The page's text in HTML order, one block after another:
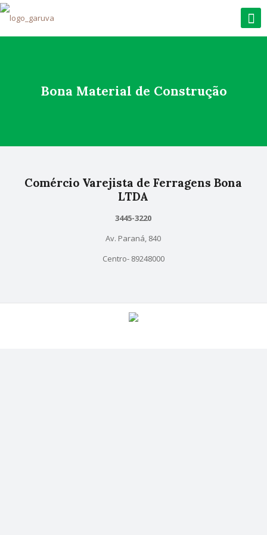
Bona Material de Construção
Comércio Varejista de Ferragens Bona
LTDA
3445-3220
Av. Paraná, 840
Centro- 89248000